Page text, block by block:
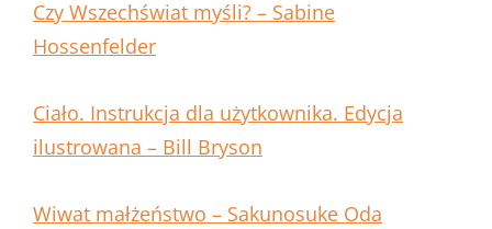
Czy Wszechświat myśli? – Sabine
Hossenfelder
Ciało. Instrukcja dla użytkownika. Edycja
ilustrowana – Bill Bryson
Wiwat małżeństwo – Sakunosuke Oda